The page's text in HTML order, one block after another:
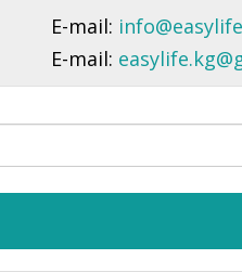
E-mail:
E-mail: